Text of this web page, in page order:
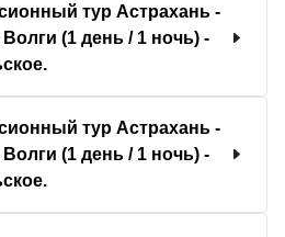
тур Астрахань -
(1 день / 1 ночь) -
тур Астрахань -
(1 день / 1 ночь) -